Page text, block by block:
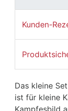
Kunden-
Das kleine
ist für kleine